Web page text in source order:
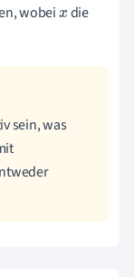
wobeix die
sein, was